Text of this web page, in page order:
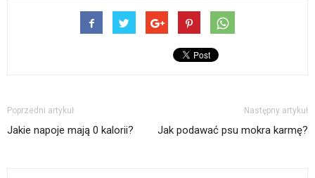
Poprzedni artykuł
Jakie napoje mają 0 kalorii?
Następny artykuł
Jak podawać psu mokra karmę?